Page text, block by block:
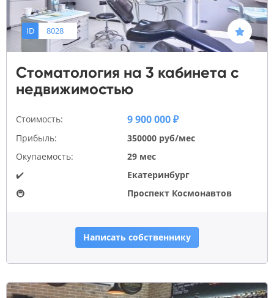
ID 8028
Стоматология на 3 кабинета с
недвижимостью
Стоимость: 9 900 000 ₽
Прибыль:
350000 руб/мес
Окупаемость:
29 мес
✔️
Екатеринбург
🚇
Проспект Космонавтов
Написать собственнику